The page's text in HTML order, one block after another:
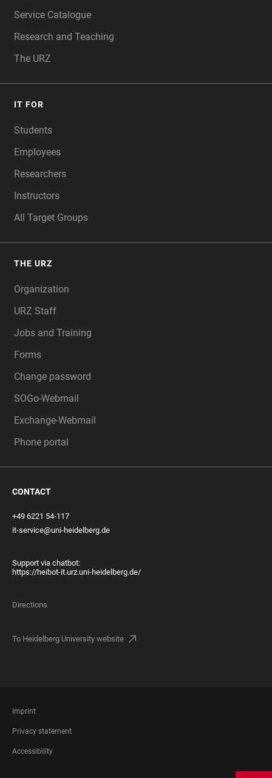
Service Catalogue
Research and Teaching
The URZ
IT FOR
Students
Employees
Researchers
Instructors
All Target Groups
THE URZ
Organization
URZ Staff
Jobs and Training
Forms
Change password
SOGo-Webmail
Exchange-Webmail
Phone portal
CONTACT
+49 6221 54-117
it-service@uni-heidelberg.de
Support via chatbot:
https://heibot-it.urz.uni-heidelberg.de/
Directions
To Heidelberg University website
FOOTER
LEGAL
Imprint
Privacy statement
Accessibility